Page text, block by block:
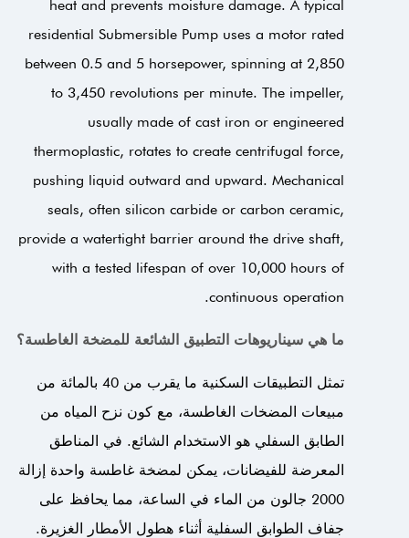
heat and prevents moisture damage. A typical
residential Submersible Pump uses a motor rated
between 0.5 and 5 horsepower, spinning at 2,850
to 3,450 revolutions per minute. The impeller,
usually made of cast iron or engineered
thermoplastic, rotates to create centrifugal force,
pushing liquid outward and upward. Mechanical
seals, often silicon carbide or carbon ceramic,
provide a watertight barrier around the drive shaft,
with a tested lifespan of over 10,000 hours of
continuous operation.
ما هي سيناريوهات التطبيق الشائعة للمضخة الغاطسة؟
تمثل التطبيقات السكنية ما يقرب من 40 بالمائة من
مبيعات المضخات الغاطسة، مع كون نزح المياه من
الطابق السفلي هو الاستخدام الشائع. في المناطق
المعرضة للفيضانات، يمكن لمضخة غاطسة واحدة إزالة
2000 جالون من الماء في الساعة، مما يحافظ على
جفاف الطوابق السفلية أثناء هطول الأمطار الغزيرة.